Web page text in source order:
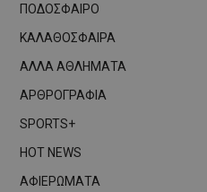
ΠΟΔΟΣΦΑΙΡΟ
ΚΑΛΑΘΟΣΦΑΙΡΑ
ΑΛΛΑ ΑΘΛΗΜΑΤΑ
ΑΡΘΡΟΓΡΑΦΙΑ
SPORTS+
HOT NEWS
ΑΦΙΕΡΩΜΑΤΑ